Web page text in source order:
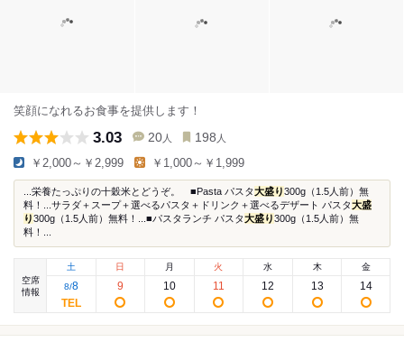
笑顔になれるお食事を提供します！
3.03 20 人 198 人
￥2,000～￥2,999 ￥1,000～￥1,999
...栄養たっぷりの十穀米とどうぞ。 ■Pasta パスタ大盛り300g（1.5人前）無
料！...サラダ＋スープ＋選べるパスタ＋ドリンク＋選べるデザート パスタ大盛
り300g（1.5人前）無料！...■パスタランチ パスタ大盛り300g（1.5人前）無
料！...
空席
情報
土
8/8
日
9
月
10
火
11
水
12
木
13
金
14